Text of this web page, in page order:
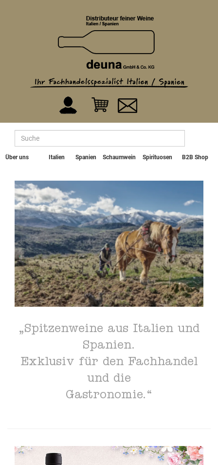
Über uns Italien Spanien Schaumwein Spirituosen B2B Shop
„Spitzenweine aus Italien und
Spanien.
Exklusiv für den Fachhandel
und die
Gastronomie.“